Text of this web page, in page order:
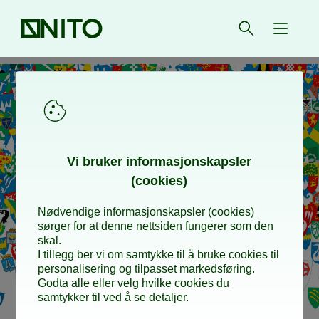
Forsiden Åpne søk
{
Vi bru­ker in­for­ma­sjons­kaps­ler
(cookies)
Nødvendige informasjonskapsler (cookies)
sørger for at denne nettsiden fungerer som den
skal.
I tillegg ber vi om samtykke til å bruke cookies til
personalisering og tilpasset markedsføring.
Godta alle eller velg hvilke cookies du
samtykker til ved å se detaljer.